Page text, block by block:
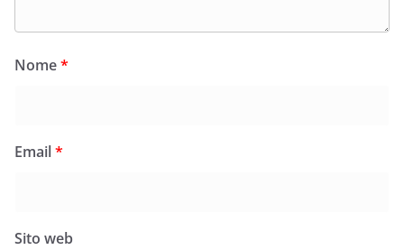
Nome*
Email*
Sito web